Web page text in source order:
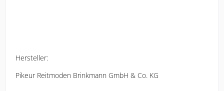
Hersteller:
Pikeur Reitmoden Brinkmann GmbH & Co. KG